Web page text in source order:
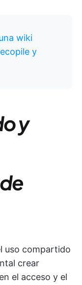
wiki
y
y
uso compartido
crear
el acceso y el